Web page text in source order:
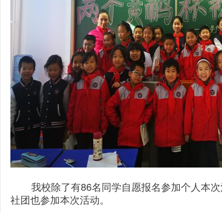
我校除了有86名同学自愿报名参加个人本次
社团也参加本次活动。